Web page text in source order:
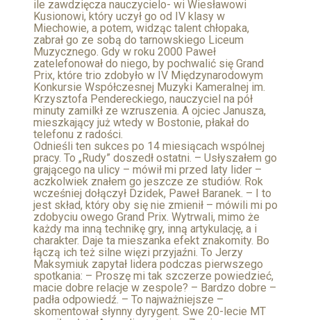
ile zawdzięcza nauczycielo- wi Wiesławowi
Kusionowi, który uczył go od IV klasy w
Miechowie, a potem, widząc talent chłopaka,
zabrał go ze sobą do tarnowskiego Liceum
Muzycznego. Gdy w roku 2000 Paweł
zatelefonował do niego, by pochwalić się Grand
Prix, które trio zdobyło w IV Międzynarodowym
Konkursie Współczesnej Muzyki Kameralnej im.
Krzysztofa Pendereckiego, nauczyciel na pół
minuty zamilkł ze wzruszenia. A ojciec Janusza,
mieszkający już wtedy w Bostonie, płakał do
telefonu z radości.
Odnieśli ten sukces po 14 miesiącach wspólnej
pracy. To „Rudy” doszedł ostatni. – Usłyszałem go
grającego na ulicy – mówił mi przed laty lider –
aczkolwiek znałem go jeszcze ze studiów. Rok
wcześniej dołączył Dzidek, Paweł Baranek. – I to
jest skład, który oby się nie zmienił – mówili mi po
zdobyciu owego Grand Prix. Wytrwali, mimo że
każdy ma inną technikę gry, inną artykulację, a i
charakter. Daje ta mieszanka efekt znakomity. Bo
łączą ich też silne więzi przyjaźni. To Jerzy
Maksymiuk zapytał lidera podczas pierwszego
spotkania: – Proszę mi tak szczerze powiedzieć,
macie dobre relacje w zespole? – Bardzo dobre –
padła odpowiedź. – To najważniejsze –
skomentował słynny dyrygent. Swe 20-lecie MT